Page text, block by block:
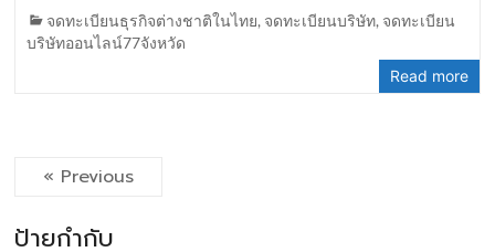
จดทะเบียนธุรกิจต่างชาติในไทย, จดทะเบียนบริษัท, จดทะเบียน
บริษัทออนไลน์77จังหวัด
Read more
« Previous
ป้ายกำกับ